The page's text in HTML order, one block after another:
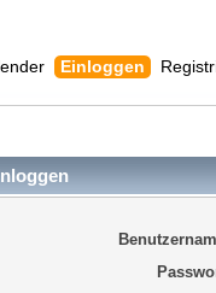
Einloggen